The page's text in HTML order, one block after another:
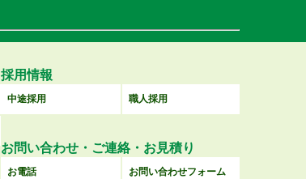
採用情報
中途採用 職人採用
お問い合わせ・ご連絡・お見積り
お電話 お問い合わせフォーム